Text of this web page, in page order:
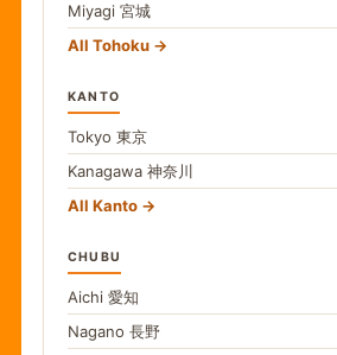
Miyagi 宮城
All Tohoku
KANTO
Tokyo 東京
Kanagawa 神奈川
All Kanto
CHUBU
Aichi 愛知
Nagano 長野